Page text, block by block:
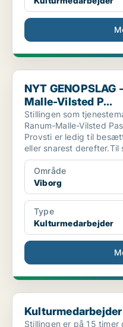
NYT GENOPSLAG -
NYT
Malle-Vilsted P...
Stillingen som
Ranum-Malle-Vilsted
Provsti er ledig til
eller snarest
Område
Viborg
Type
Kulturmedarbejder
Kulturmedarbejder i
Stillingen er på 15 timer